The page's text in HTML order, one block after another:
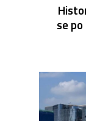
se